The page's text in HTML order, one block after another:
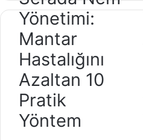
Nem
Yönetimi:
Mantar
Hastalığını
Azaltan
10
Pratik
Yöntem
Yönetimi:
Mantar
Hastalığını
Azaltan 10
Pratik
Yöntem